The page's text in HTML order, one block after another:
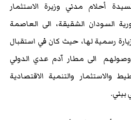
أحلام مدني وزيرة الاستثمار
السودان الشقيقة، الى العاصمة
رسمية لها، حيث كان في استقبال
وصولهم الى مطار آدم عدي الدولي
والاستثمار والتنمية الاقتصادية